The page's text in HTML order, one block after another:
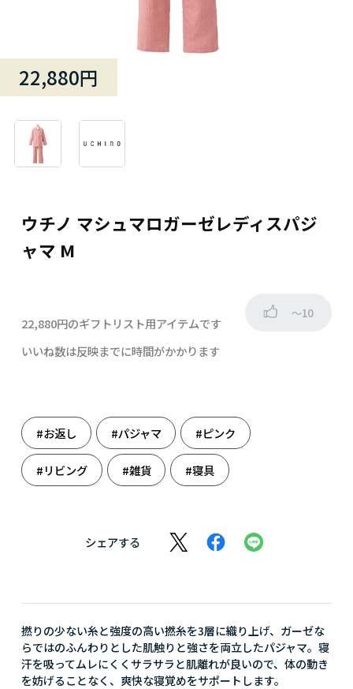
ウチノ マシュマロガーゼレディスパジ
ャマ M
22,880円
22,880円のギフトリスト用アイテムです
～10
いいね数は反映までに時間がかかります
#お返し #パジャマ #ピンク
#リビング #雑貨 #寝具
シェアする
撚りの少ない糸と強度の高い撚糸を3層に織り上げ、ガーゼな
らではのふんわりとした肌触りと強さを両立したパジャマ。寝
汗を吸ってムレにくくサラサラと肌離れが良いので、体の動き
を妨げることなく、爽快な寝覚めをサポートします。